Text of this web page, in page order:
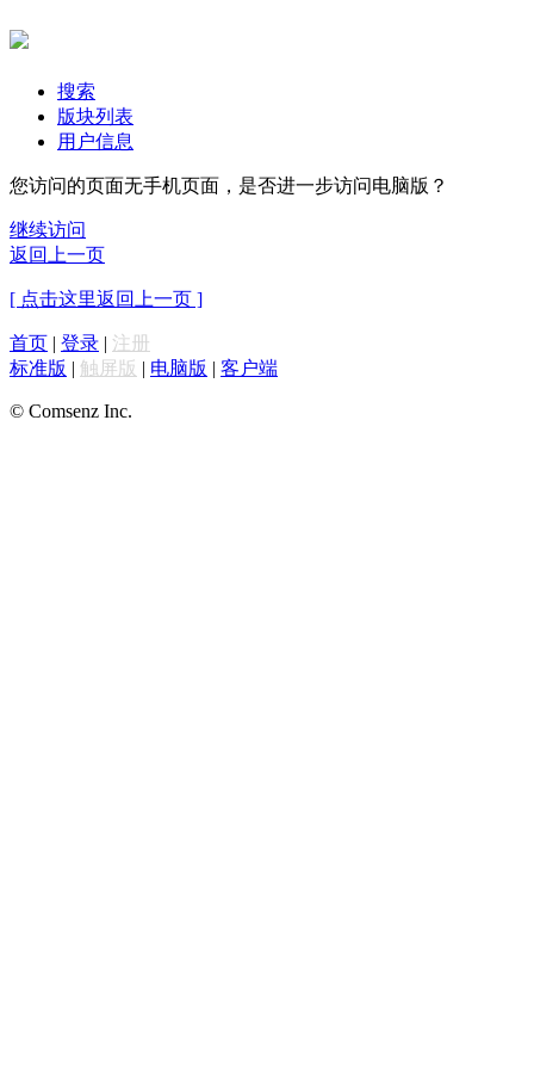
搜索
版块列表
用户信息
您访问的页面无手机页面，是否进一步访问电脑版？
继续访问
返回上一页
[ 点击这里返回上一页 ]
首页 | 登录 | 注册
标准版 | 触屏版 | 电脑版 | 客户端
© Comsenz Inc.